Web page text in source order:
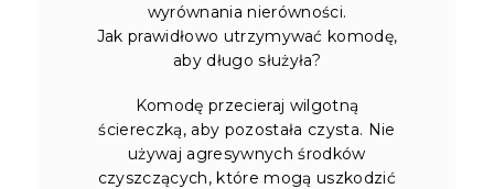
wyrównania nierówności.
Jak prawidłowo utrzymywać komodę,
aby długo służyła?
Komodę przecieraj wilgotną
ściereczką, aby pozostała czysta. Nie
używaj agresywnych środków
czyszczących, które mogą uszkodzić